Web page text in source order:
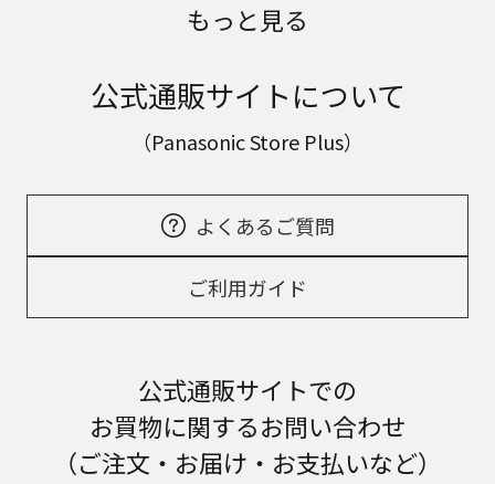
もっと見る
公式通販サイトについて
（Panasonic Store Plus）
よくあるご質問
ご利用ガイド
公式通販サイトでの
お買物に関するお問い合わせ
（ご注文・お届け・お支払いなど）